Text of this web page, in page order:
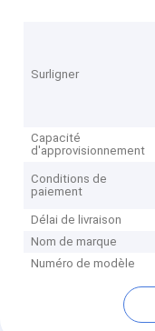
Surligner
Capacité
d'approvisionnement
Conditions de
paiement
Délai de livraison
Nom de marque
Numéro de modèle